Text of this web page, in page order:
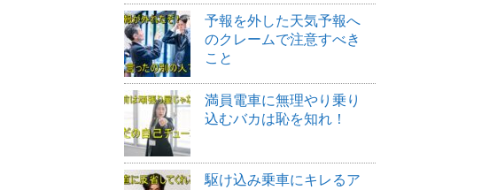
予報を外した天気予報へ
のクレームで注意すべき
こと
満員電車に無理やり乗り
込むバカは恥を知れ！
駆け込み乗車にキレるア